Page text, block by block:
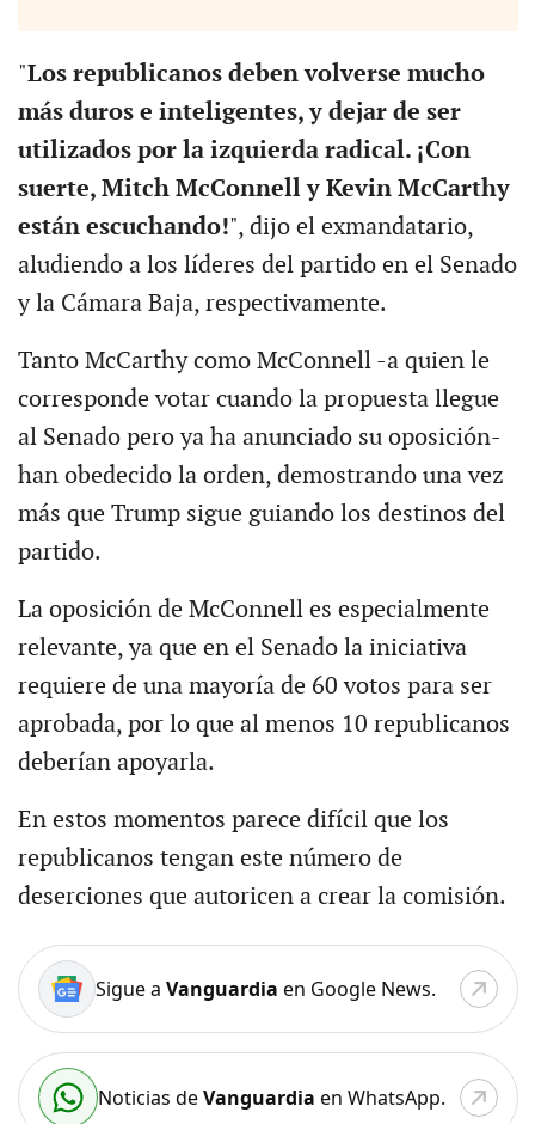
"Los republicanos deben volverse mucho
más duros e inteligentes, y dejar de ser
utilizados por la izquierda radical. ¡Con
suerte, Mitch McConnell y Kevin McCarthy
están escuchando!", dijo el exmandatario,
aludiendo a los líderes del partido en el Senado
y la Cámara Baja, respectivamente.
Tanto McCarthy como McConnell -a quien le
corresponde votar cuando la propuesta llegue
al Senado pero ya ha anunciado su oposición-
han obedecido la orden, demostrando una vez
más que Trump sigue guiando los destinos del
partido.
La oposición de McConnell es especialmente
relevante, ya que en el Senado la iniciativa
requiere de una mayoría de 60 votos para ser
aprobada, por lo que al menos 10 republicanos
deberían apoyarla.
En estos momentos parece difícil que los
republicanos tengan este número de
deserciones que autoricen a crear la comisión.
Sigue a Vanguardia en Google News.
Noticias deVanguardia en WhatsApp.